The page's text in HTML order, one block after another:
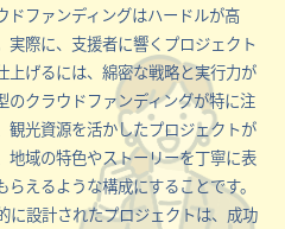
ドファンディングはハードルが高
実際に、支援者に響くプロジェクト
上げるには、綿密な戦略と実行力が
のクラウドファンディングが特に注
観光資源を活かしたプロジェクトが
地域の特色やストーリーを丁寧に表
えるような構成にすることです。
に設計されたプロジェクトは、成功